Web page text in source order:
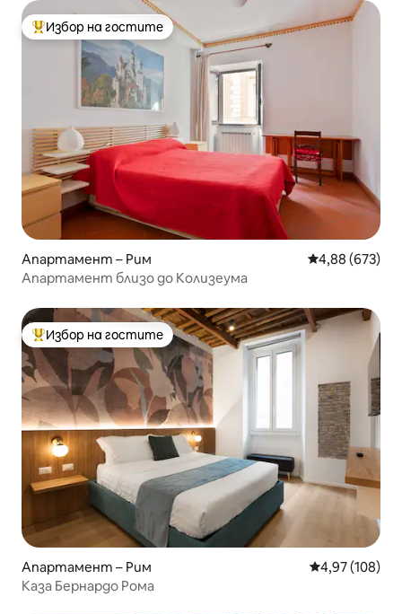
Най-популярен избор на гостите
Избор на гостите
Апартамент – Рим Средна
4,88 (673)
Апартамент близо до Колизеума
Най-популярен избор на гостите
Избор на гостите
Апартамент – Рим Средна
4,97 (108)
Каза Бернардо Рома